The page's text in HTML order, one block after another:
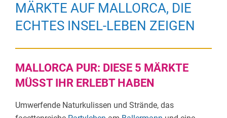
MÄRKTE AUF MALLORCA, DIE
ECHTES INSEL-LEBEN ZEIGEN
MALLORCA PUR: DIESE 5 MÄRKTE
MÜSST IHR ERLEBT HABEN
Umwerfende Naturkulissen und Strände, das